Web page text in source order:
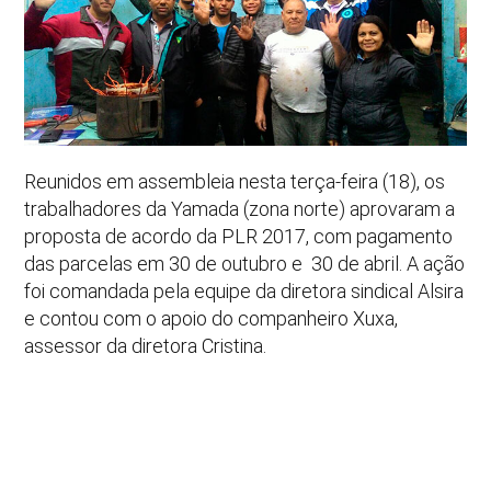
Reunidos em assembleia nesta terça-feira (18), os
trabalhadores da Yamada (zona norte) aprovaram a
proposta de acordo da PLR 2017, com pagamento
das parcelas em 30 de outubro e 30 de abril. A ação
foi comandada pela equipe da diretora sindical Alsira
e contou com o apoio do companheiro Xuxa,
assessor da diretora Cristina.